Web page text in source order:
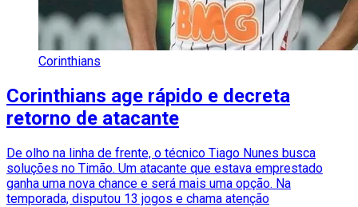
Corinthians
Corinthians age rápido e decreta
retorno de atacante
De olho na linha de frente, o técnico Tiago Nunes busca
soluções no Timão. Um atacante que estava emprestado
ganha uma nova chance e será mais uma opção. Na
temporada, disputou 13 jogos e chama atenção